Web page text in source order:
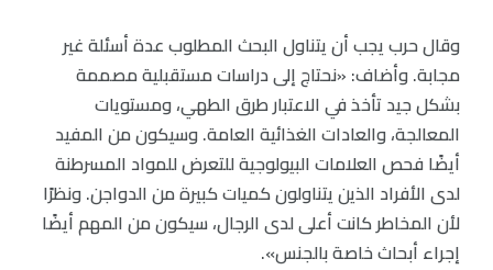
وقال حرب يجب أن يتناول البحث المطلوب عدة أسئلة غير
مجابة. وأضاف: «نحتاج إلى دراسات مستقبلية مصممة
بشكل جيد تأخذ في الاعتبار طرق الطهي، ومستويات
المعالجة، والعادات الغذائية العامة. وسيكون من المفيد
أيضًا فحص العلامات البيولوجية للتعرض للمواد المسرطنة
لدى الأفراد الذين يتناولون كميات كبيرة من الدواجن. ونظرًا
لأن المخاطر كانت أعلى لدى الرجال، سيكون من المهم أيضًا
إجراء أبحاث خاصة بالجنس».